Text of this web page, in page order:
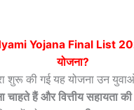
Yojana Final List
योजना?
शुरू की गई यह योजना उन
चाहते हैं और वित्तीय सहायता